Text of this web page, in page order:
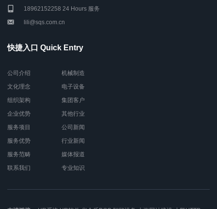
18962152258 24 Hours 服务
lili@sqs.com.cn
快捷入口 Quick Entry
公司介绍
文化理念
组织架构
企业优势
服务项目
服务优势
服务范畴
联系我们
机械制造
电子设备
集团客户
其他行业
公司新闻
行业新闻
媒体报道
专业知识